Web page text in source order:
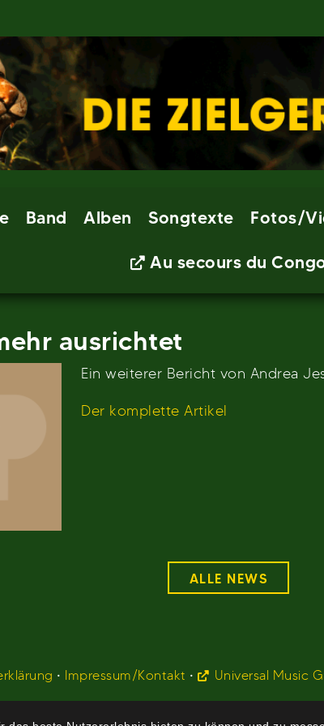
Band Alben Songtexte Fotos/
Au secours du
ausrichtet
Ein weiterer Bericht von Andrea
Der komplette Artikel
ALLE NEWS
• Impressum/Kontakt • Universal Music